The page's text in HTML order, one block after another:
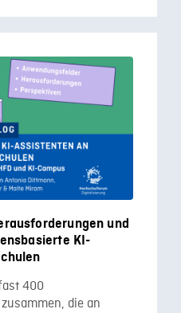
und
KI-
400
die an